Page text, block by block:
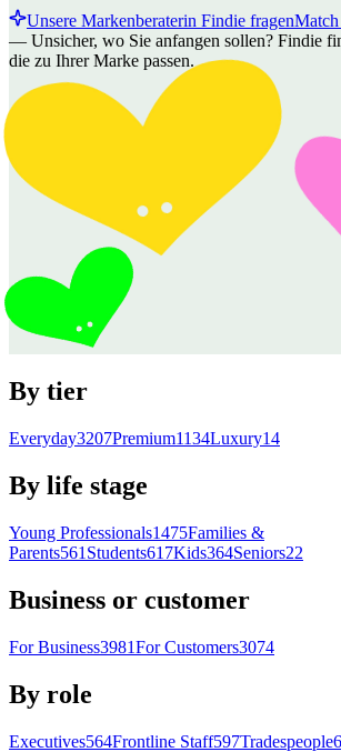
Unsere Markenberaterin Findie fragen
— Unsicher, wo Sie anfangen sollen? Findie
die zu Ihrer Marke passen.
By tier
Everyday3207Premium1134Luxury14
By life stage
Young Professionals1475Families &
Parents561 Students617Kids364Seniors22
Business or customer
For Business3981For Customers3074
By role
Executives564Frontline Staff597Tradespeople